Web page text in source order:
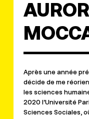
Après une année
décide de me
les sciences
2020 l’Université
Sciences Sociales,